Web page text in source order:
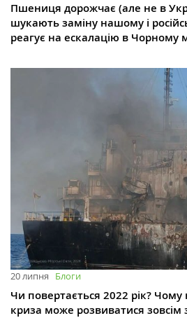
Пшениця дорожчає (але не в
шукають заміну нашому і
реагує на ескалацію в Чорному
20 липня Блоги
Чи повертається 2022 рік? Чому
криза може розвиватися зовсім